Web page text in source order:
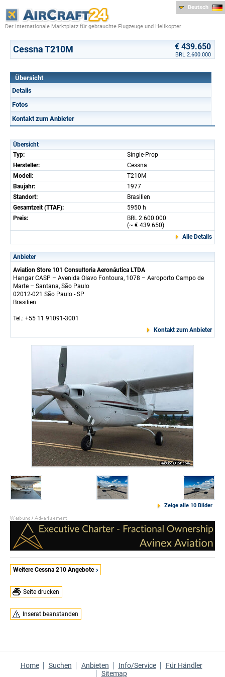
Der internationale Marktplatz für gebrauchte Flugzeuge und Helikopter
Deutsch
Cessna T210M € 439.650
BRL 2.600.000
Übersicht
Details
Fotos
Kontakt zum Anbieter
Übersicht
Typ:
Single-Prop
Hersteller:
Cessna
Modell:
T210M
Baujahr:
1977
Standort:
Brasilien
Gesamtzeit (TTAF):
5950 h
Preis:
BRL 2.600.000
(~ € 439.650)
Alle Details
Anbieter
Aviation Store 101 Consultoria Aeronáutica LTDA
Hangar CASP – Avenida Olavo Fontoura, 1078 – Aeroporto Campo de
Marte – Santana, São Paulo
02012-021 São Paulo - SP
Brasilien
Tel.: +55 11 91091-3001
Kontakt zum Anbieter
Zeige alle 10 Bilder
Weitere Cessna 210 Angebote
Seite drucken
Inserat beanstanden
Home Suchen Anbieten Info/Service
Für Händler
Sitemap